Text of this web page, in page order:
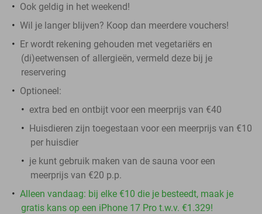
Ook geldig in het weekend!
Wil je langer blijven? Koop dan meerdere vouchers!
Er wordt rekening gehouden met vegetariërs en
(di)eetwensen of allergieën, vermeld deze bij je
reservering
Optioneel:
extra bed en ontbijt voor een meerprijs van €40
Huisdieren zijn toegestaan voor een meerprijs van €10
per huisdier
je kunt gebruik maken van de sauna voor een
meerprijs van €20 p.p.
Alleen vandaag: bij elke €10 die je besteedt, maak je
gratis kans op een iPhone 17 Pro t.w.v. €1.329!